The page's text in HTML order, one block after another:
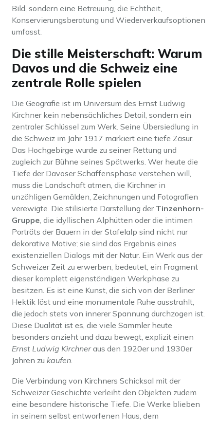
Bild, sondern eine Betreuung, die Echtheit,
Konservierungsberatung und Wiederverkaufsoptionen
umfasst.
Die stille Meisterschaft: Warum
Davos und die Schweiz eine
zentrale Rolle spielen
Die Geografie ist im Universum des Ernst Ludwig
Kirchner kein nebensächliches Detail, sondern ein
zentraler Schlüssel zum Werk. Seine Übersiedlung in
die Schweiz im Jahr 1917 markiert eine tiefe Zäsur.
Das Hochgebirge wurde zu seiner Rettung und
zugleich zur Bühne seines Spätwerks. Wer heute die
Tiefe der Davoser Schaffensphase verstehen will,
muss die Landschaft atmen, die Kirchner in
unzähligen Gemälden, Zeichnungen und Fotografien
verewigte. Die stilisierte Darstellung der Tinzenhorn-
Gruppe, die idyllischen Alphütten oder die intimen
Porträts der Bauern in der Stafelalp sind nicht nur
dekorative Motive; sie sind das Ergebnis eines
existenziellen Dialogs mit der Natur. Ein Werk aus der
Schweizer Zeit zu erwerben, bedeutet, ein Fragment
dieser komplett eigenständigen Werkphase zu
besitzen. Es ist eine Kunst, die sich von der Berliner
Hektik löst und eine monumentale Ruhe ausstrahlt,
die jedoch stets von innerer Spannung durchzogen ist.
Diese Dualität ist es, die viele Sammler heute
besonders anzieht und dazu bewegt, explizit einen
Ernst Ludwig Kirchneraus den 1920er und 1930er
Jahren zu kaufen.
Die Verbindung von Kirchners Schicksal mit der
Schweizer Geschichte verleiht den Objekten zudem
eine besondere historische Tiefe. Die Werke blieben
in seinem selbst entworfenen Haus, dem